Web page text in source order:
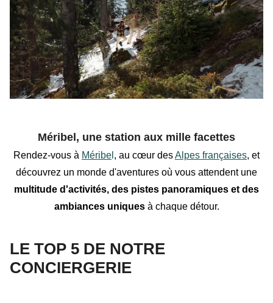
Méribel, une station aux mille facettes
Rendez-vous à Méribe , au cœur desAlpes françaises, et
découvrez un monde d'aventures où vous attendent une
multitude d'activités, des pistes panoramiques et des
ambiances uniquesà chaque détour.
LE TOP 5 DE NOTRE
CONCIERGERIE